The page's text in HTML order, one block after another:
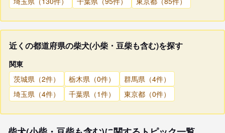
近くの都道府県の柴犬(小柴・豆柴も含む)を探す
関東
茨城県（2件）
栃木県（0件）
群馬県（4件）
埼玉県（4件）
千葉県（1件） 東京都（0件）